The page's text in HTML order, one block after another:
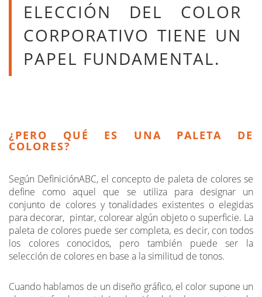
ELECCIÓN DEL COLOR
CORPORATIVO TIENE UN
PAPEL FUNDAMENTAL.
¿PERO QUÉ ES UNA PALETA DE
COLORES?
Según DefiniciónABC, el concepto de paleta de colores se
define como aquel que se utiliza para designar un
conjunto de colores y tonalidades existentes o elegidas
para decorar, pintar, colorear algún objeto o superficie. La
paleta de colores puede ser completa, es decir, con todos
los colores conocidos, pero también puede ser la
selección de colores en base a la similitud de tonos.
Cuando hablamos de un diseño gráfico, el color supone un